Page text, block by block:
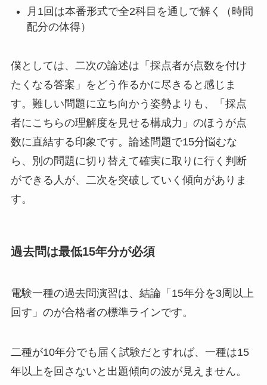
月1回は本番形式で全2科目を通しで解く（時間
配分の体得）
僕としては、二次の論述は「採点者が点数を付け
たくなる答案」をどう作るかに尽きると感じま
す。難しい問題に立ち向かう姿勢よりも、「採点
者にこちらの理解度を見せる構成力」のほうが点
数に直結する印象です。論述問題で15分悩むな
ら、別の問題に切り替えて確実に取りに行く判断
ができる人が、二次を突破していく傾向がありま
す。
過去問は最低15年分が必須
電験一種の過去問演習は、結論「15年分を3周以上
回す」のが合格者の標準ラインです。
二種が10年分でも届く試験だとすれば、一種は15
年以上を回さないと出題傾向の波が見えません。